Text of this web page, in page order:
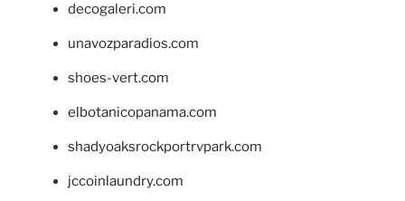
decogaleri.com
unavozparadios.com
shoes-vert.com
elbotanicopanama.com
shadyoaksrockportrvpark.com
jccoinlaundry.com